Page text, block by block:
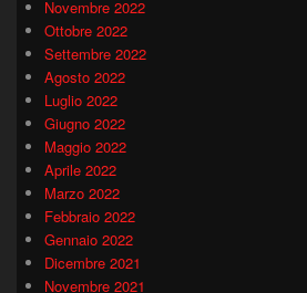
Novembre 2022
Ottobre 2022
Settembre 2022
Agosto 2022
Luglio 2022
Giugno 2022
Maggio 2022
Aprile 2022
Marzo 2022
Febbraio 2022
Gennaio 2022
Dicembre 2021
Novembre 2021